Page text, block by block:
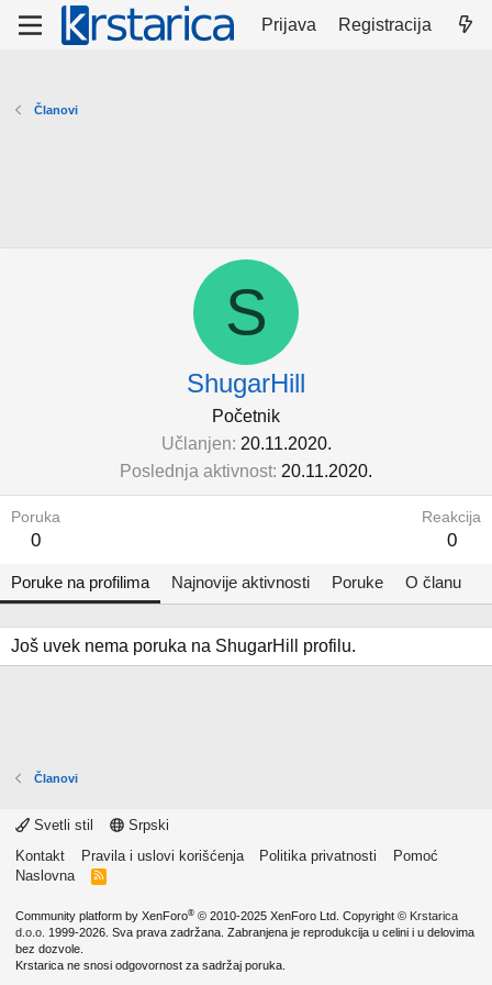
Prijava Registracija
Članovi
S
ShugarHill
Početnik
Učlanjen 20.11.2020.
Poslednja aktivnost 20.11.2020.
Poruka
0
Reakcija
0
Poruke na profilima Najnovije aktivnosti Poruke O članu
Još uvek nema poruka na ShugarHill profilu.
Članovi
Svetli stil
Srpski
Kontakt
Pravila i uslovi korišćenja Politika privatnosti
Pomoć
Naslovna
R
Community platform by XenForo® © 2010-2025 XenForo Ltd. Copyright © Krstarica
d.o.o. 1999-2026. Sva prava zadržana. Zabranjena je reprodukcija u celini i u delovima
bez dozvole.
Krstarica ne snosi odgovornost za sadržaj poruka.